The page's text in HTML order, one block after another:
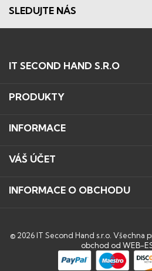
SLEDUJTE NÁS
IT SECOND HAND S.R.O
PRODUKTY
INFORMACE
VÁŠ ÚČET
INFORMACE O OBCHODU
© 2026 IT Second Hand s.r.o. Všechna
obchod od WEB-